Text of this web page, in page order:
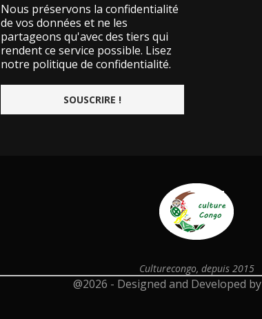
Nous préservons la confidentialité
de vos données et ne les
partageons qu'avec des tiers qui
rendent ce service possible. Lisez
notre politique de confidentialité.
Culturecongo, depuis 2015
@2026 - Designed and Developed by